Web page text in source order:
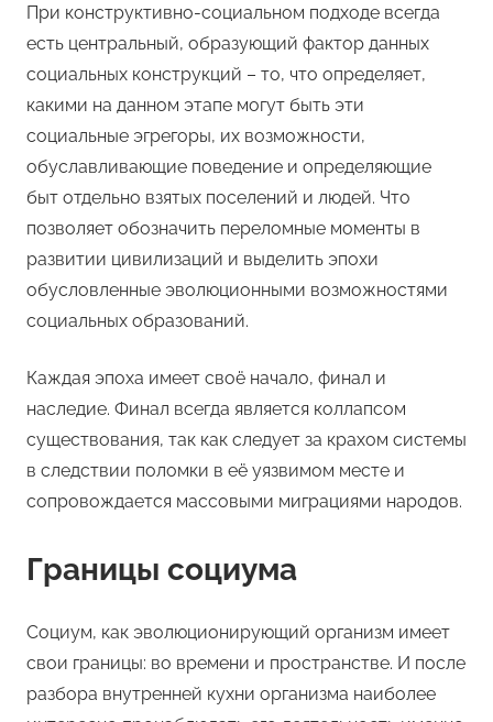
При конструктивно-социальном подходе всегда
есть центральный, образующий фактор данных
социальных конструкций – то, что определяет,
какими на данном этапе могут быть эти
социальные эгрегоры, их возможности,
обуславливающие поведение и определяющие
быт отдельно взятых поселений и людей. Что
позволяет обозначить переломные моменты в
развитии цивилизаций и выделить эпохи
обусловленные эволюционными возможностями
социальных образований.
Каждая эпоха имеет своё начало, финал и
наследие. Финал всегда является коллапсом
существования, так как следует за крахом системы
в следствии поломки в её уязвимом месте и
сопровождается массовыми миграциями народов.
Границы социума
Социум, как эволюционирующий организм имеет
свои границы: во времени и пространстве. И после
разбора внутренней кухни организма наиболее